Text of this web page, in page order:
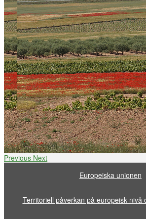
Previous Next
Europeiska unionen
Territoriell påverkan på europeisk nivå